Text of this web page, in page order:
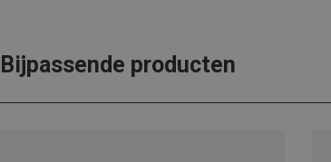
Bijpassende producten